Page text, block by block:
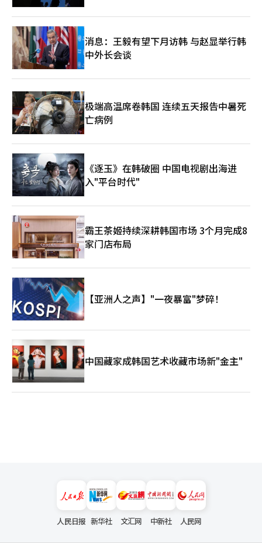
消息：王毅有望下月访韩 与赵显举行韩
中外长会谈
极端高温席卷韩国 连续五天报告中暑死
亡病例
《逐玉》在韩破圈 中国电视剧出海进
入"平台时代"
霸王茶姬持续深耕韩国市场 3个月完成8
家门店布局
【亚洲人之声】"一夜暴富"梦碎！
中国藏家成韩国艺术收藏市场新"金主"
人民日报 新华社 文汇网 中新社 人民网